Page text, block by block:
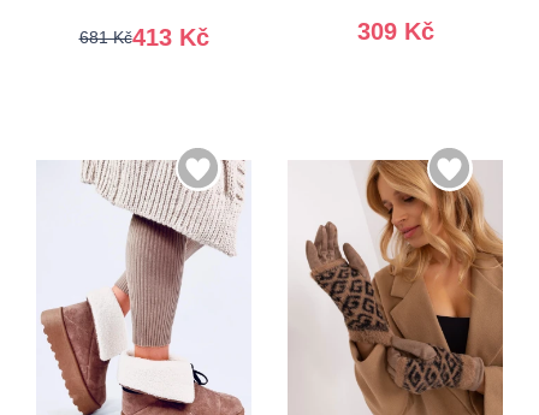
413 Kč
681 Kč 309 Kč
36 37
38 39 S/M